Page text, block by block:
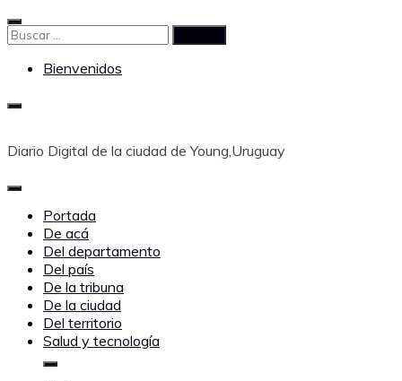
Saltar
al
Buscar:
Bienvenidos
Diario Digital de la ciudad de Young,Uruguay
Portada
De acá
Del departamento
Del país
De la tribuna
De la ciudad
Del territorio
Salud y tecnología